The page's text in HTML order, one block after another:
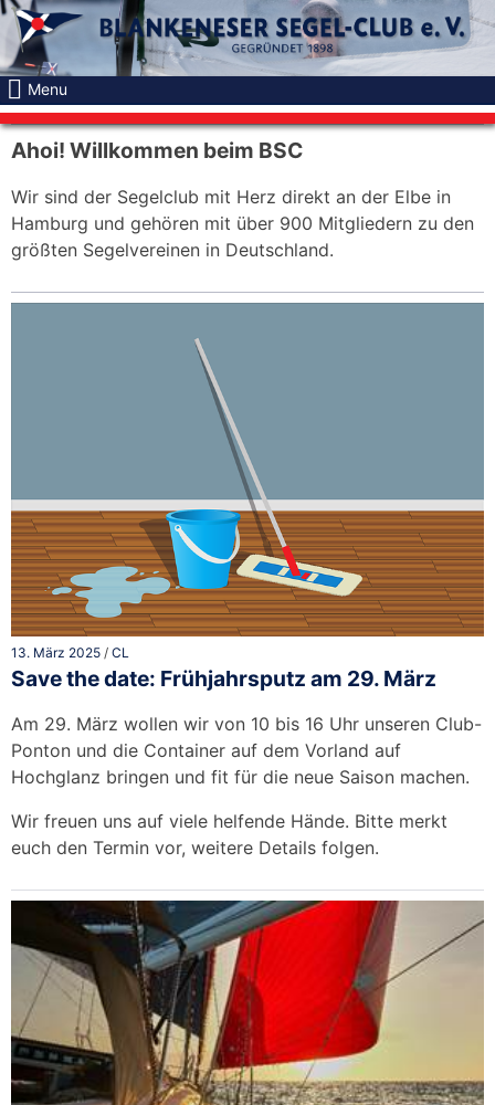
Skip
content
Menu
13. März 2025 / CL
Save the date: Frühjahrsputz am 29. März
Am 29. März wollen wir von 10 bis 16 Uhr unseren Club-
Ponton und die Container auf dem Vorland auf
Hochglanz bringen und fit für die neue Saison machen.
Wir freuen uns auf viele helfende Hände. Bitte merkt
euch den Termin vor, weitere Details folgen.
Ahoi! Willkommen beim BSC
Wir sind der Segelclub mit Herz direkt an der Elbe in
Hamburg und gehören mit über 900 Mitgliedern zu den
größten Segelvereinen in Deutschland.